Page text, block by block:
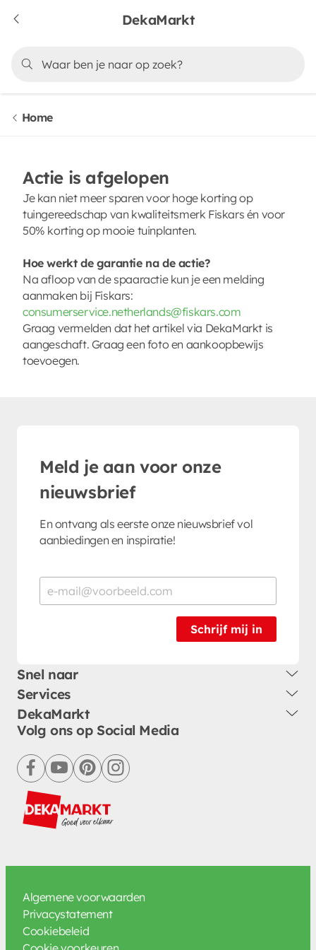
DekaMarkt
Home
Actie is afgelopen
Je kan niet meer sparen voor hoge korting op
tuingereedschap van kwaliteitsmerk Fiskars én voor
50% korting op mooie tuinplanten.
Hoe werkt de garantie na de actie?
Na afloop van de spaaractie kun je een melding
aanmaken bij Fiskars:
consumerservice.netherlands@fiskars.com
Graag vermelden dat het artikel via DekaMarkt is
aangeschaft. Graag een foto en aankoopbewijs
toevoegen.
Meld je aan voor onze
nieuwsbrief
En ontvang als eerste onze nieuwsbrief vol
aanbiedingen en inspiratie!
Schrijf mij in
Snel naar
Services
DekaMarkt
Volg ons op Social Media
facebookyoutubepinterestinstagram
Algemene voorwaarden
Privacystatement
Cookiebeleid